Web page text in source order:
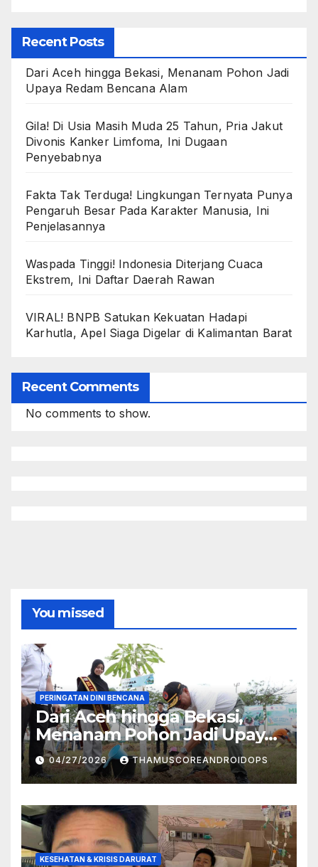
Recent Posts
Dari Aceh hingga Bekasi, Menanam Pohon Jadi
Upaya Redam Bencana Alam
Gila! Di Usia Masih Muda 25 Tahun, Pria Jakut
Divonis Kanker Limfoma, Ini Dugaan
Penyebabnya
Fakta Tak Terduga! Lingkungan Ternyata Punya
Pengaruh Besar Pada Karakter Manusia, Ini
Penjelasannya
Waspada Tinggi! Indonesia Diterjang Cuaca
Ekstrem, Ini Daftar Daerah Rawan
VIRAL! BNPB Satukan Kekuatan Hadapi
Karhutla, Apel Siaga Digelar di Kalimantan Barat
Recent Comments
No comments to show.
You missed
PERINGATAN DINI BENCANA
Dari Aceh hingga Bekasi,
Menanam Pohon Jadi Upaya
Redam Bencana Alam
04/27/2026 THAMUSCOREANDROIDOPS
KESEHATAN & KRISIS DARURAT